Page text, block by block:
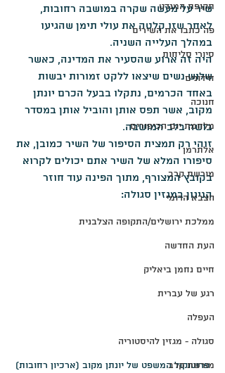
תקופת המנדט
פה כתבו את השירים
סיורי סליחות
חידונים
חנוכה
מלחמת יום הכיפורים
אלתרמן
מורשת קרב
הצבא הרומי
ממלכת ירושלים/התקופה הצלבנית
העת החדשה
חיים נחמן ביאליק
רגע של עברית
העפלה
סגולה - מגזין להיסטוריה
מורשת קרב
שיר על מעשה שקרה במושבה רחובות,
לאחר שזו קלטה את עולי תימן שהגיעו
במהלך העלייה השניה.
היה זה ארוע שהסעיר את המדינה, כאשר
שלוש נשים שיצאו ללקט זמורות יבשות
באחד הכרמים, נתקלו בבעל הכרם יונתן
מקוב, אשר תפס אותן והוביל אותן במסדר
בושה בלב המושבה.
זוהי רק תמצית הסיפור של השיר כמובן, את
סיפורו המלא של השיר אתם יכולים לקרוא
בקובץ המצורף, מתוך הפינה עוד חוזר
הניגון במגזין סגולה:
פרוטוקול המשפט של יונתן מקוב (ארכיון רחובות)